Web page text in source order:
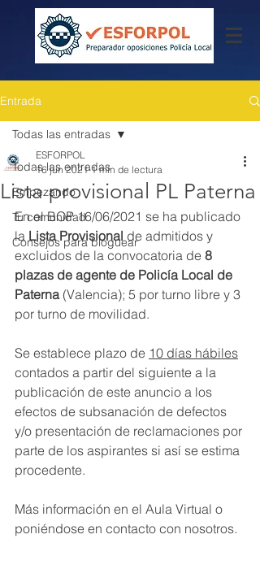
Entrada
Todas las entradas
Empezando
Tu comunidad
Consejos para bloguear
Todas las entradas
Lista provisional PL Paterna
ESFORPOL
16 jun 2021 1 min de lectura
En el BOP 16/06/2021 se ha publicado
la Lista Provisional de admitidos y
excluidos de la convocatoria de 8
plazas de agente de Policía Local de
Paterna (Valencia); 5 por turno libre y 3
por turno de movilidad.
Se establece plazo de 10 días hábiles
contados a partir del siguiente a la
publicación de este anuncio a los
efectos de subsanación de defectos
y/o presentación de reclamaciones por
parte de los aspirantes si así se estima
procedente.
Más información en el Aula Virtual o
poniéndose en contacto con nosotros.